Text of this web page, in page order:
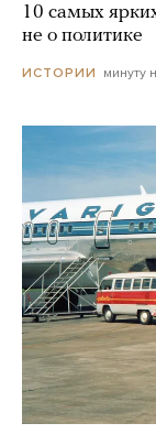
10 самых
не о политике
ИСТОРИИ минуту